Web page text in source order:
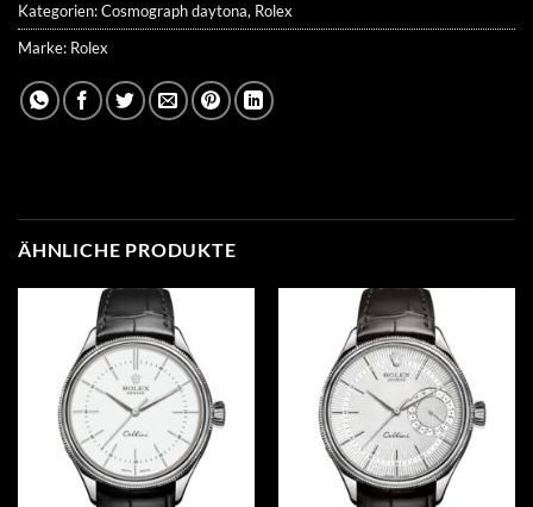
Kategorien:Cosmograph daytona, Rolex
Marke: Rolex
ÄHNLICHE PRODUKTE